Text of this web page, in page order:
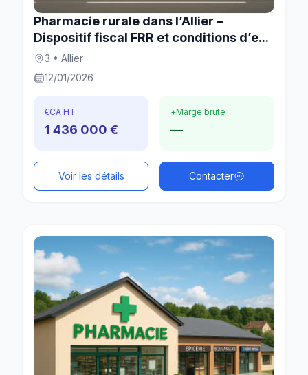
Pharmacie rurale dans l’Allier –
Dispositif fiscal FRR et conditions d’e...
3 • Allier
12/01/2026
€CA HT
1 436 000 €
+Marge brute
—
Voir les détails Contacter